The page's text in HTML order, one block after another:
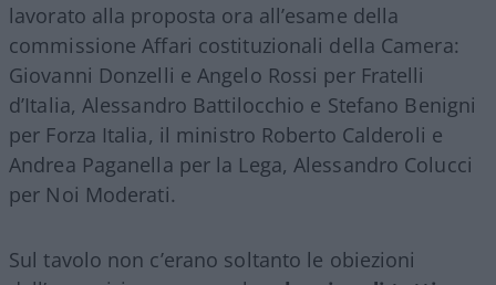
lavorato alla proposta ora all’esame della
commissione Affari costituzionali della Camera:
Giovanni Donzelli e Angelo Rossi per Fratelli
d’Italia, Alessandro Battilocchio e Stefano Benigni
per Forza Italia, il ministro Roberto Calderoli e
Andrea Paganella per la Lega, Alessandro Colucci
per Noi Moderati.
Sul tavolo non c’erano soltanto le obiezioni